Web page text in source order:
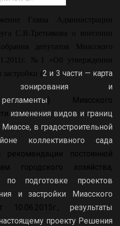
Главы Администрации
С.В.Третьякова о внесении
депутатов Миасского
№1 «Об утверждении
(2 и 3 части — карта
зонирования и
) Миасского
изменения видов и границ
в градостроительной
коллективного сада
рекомендации постоянной
городского хозяйства,
по подготовке проектов
и застройки Миасского
результаты
проекту Решения